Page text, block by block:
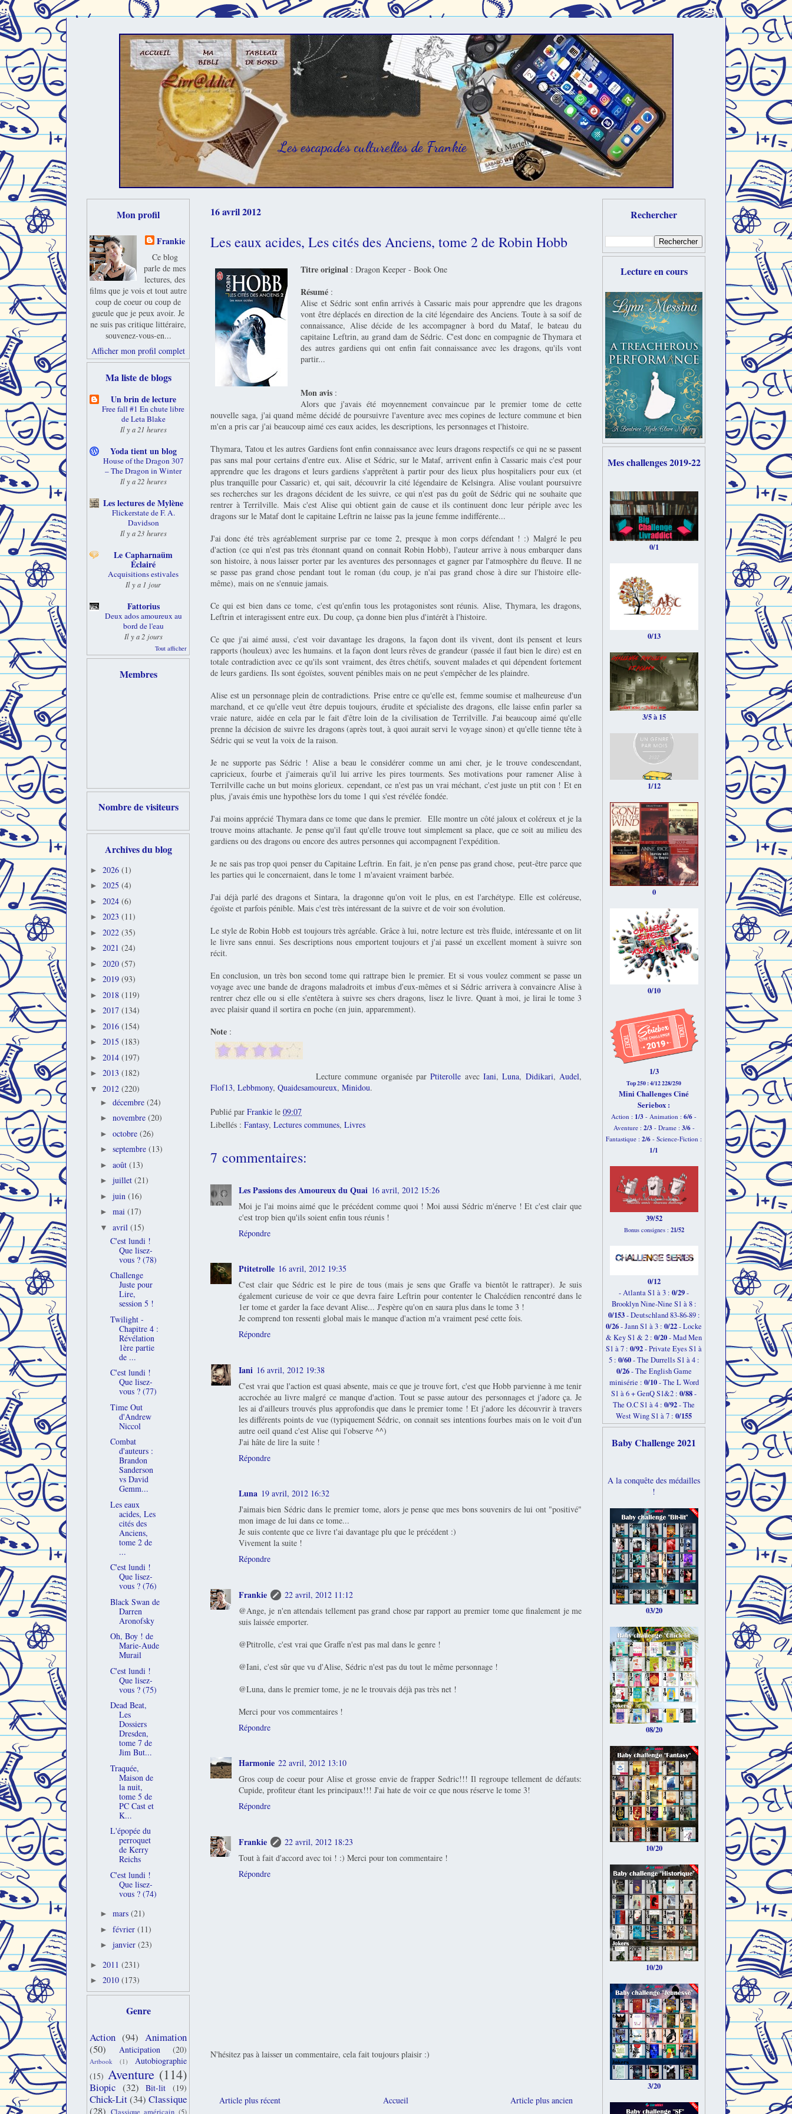
Les escapades culturelles de Frankie
16 avril 2012
Les eaux acides, Les cités des Anciens, tome 2 de Robin Hobb
Titre original : Dragon Keeper - Book One
Résumé :
Alise et Sédric sont enfin arrivés à Cassaric mais pour apprendre que les dragons
vont être déplacés en direction de la cité légendaire des Anciens. Toute à sa soif de
connaissance, Alise décide de les accompagner à bord du Mataf, le bateau du
capitaine Leftrin, au grand dam de Sédric. C'est donc en compagnie de Thymara et
des autres gardiens qui ont enfin fait connaissance avec les dragons, qu'ils vont
partir...
Mon avis :
Alors que j'avais été moyennement convaincue par le premier tome de cette
nouvelle saga, j'ai quand même décidé de poursuivre l'aventure avec mes copines de lecture commune et bien
m'en a pris car j'ai beaucoup aimé ces eaux acides, les descriptions, les personnages et l'histoire.
Thymara, Tatou et les autres Gardiens font enfin connaissance avec leurs dragons respectifs ce qui ne se passent
pas sans mal pour certains d'entre eux. Alise et Sédric, sur le Mataf, arrivent enfin à Cassaric mais c'est pour
apprendre que les dragons et leurs gardiens s'apprêtent à partir pour des lieux plus hospitaliers pour eux (et
plus tranquille pour Cassaric) et, qui sait, découvrir la cité légendaire de Kelsingra. Alise voulant poursuivre
ses recherches sur les dragons décident de les suivre, ce qui n'est pas du goût de Sédric qui ne souhaite que
rentrer à Terrilville. Mais c'est Alise qui obtient gain de cause et ils continuent donc leur périple avec les
dragons sur le Mataf dont le capitaine Leftrin ne laisse pas la jeune femme indifférente...
J'ai donc été très agréablement surprise par ce tome 2, presque à mon corps défendant ! :) Malgré le peu
d'action (ce qui n'est pas très étonnant quand on connait Robin Hobb), l'auteur arrive à nous embarquer dans
son histoire, à nous laisser porter par les aventures des personnages et gagner par l'atmosphère du fleuve. Il ne
se passe pas grand chose pendant tout le roman (du coup, je n'ai pas grand chose à dire sur l'histoire elle-
même), mais on ne s'ennuie jamais.
Ce qui est bien dans ce tome, c'est qu'enfin tous les protagonistes sont réunis. Alise, Thymara, les dragons,
Leftrin et interagissent entre eux. Du coup, ça donne bien plus d'intérêt à l'histoire.
Ce que j'ai aimé aussi, c'est voir davantage les dragons, la façon dont ils vivent, dont ils pensent et leurs
rapports (houleux) avec les humains. et la façon dont leurs rêves de grandeur (passée il faut bien le dire) est en
totale contradiction avec ce qu'ils sont vraiment, des êtres chétifs, souvent malades et qui dépendent fortement
de leurs gardiens. Ils sont égoïstes, souvent pénibles mais on ne peut s'empêcher de les plaindre.
Alise est un personnage plein de contradictions. Prise entre ce qu'elle est, femme soumise et malheureuse d'un
marchand, et ce qu'elle veut être depuis toujours, érudite et spécialiste des dragons, elle laisse enfin parler sa
vraie nature, aidée en cela par le fait d'être loin de la civilisation de Terrilville. J'ai beaucoup aimé qu'elle
prenne la décision de suivre les dragons (après tout, à quoi aurait servi le voyage sinon) et qu'elle tienne tête à
Sédric qui se veut la voix de la raison.
Je ne supporte pas Sédric ! Alise a beau le considérer comme un ami cher, je le trouve condescendant,
capricieux, fourbe et j'aimerais qu'il lui arrive les pires tourments. Ses motivations pour ramener Alise à
Terrilville cache un but moins glorieux. cependant, ce n'est pas un vrai méchant, c'est juste un ptit con ! Et en
plus, j'avais émis une hypothèse lors du tome 1 qui s'est révélée fondée.
J'ai moins apprécié Thymara dans ce tome que dans le premier. Elle montre un côté jaloux et coléreux et je la
trouve moins attachante. Je pense qu'il faut qu'elle trouve tout simplement sa place, que ce soit au milieu des
gardiens ou des dragons ou encore des autres personnes qui accompagnent l'expédition.
Je ne sais pas trop quoi penser du Capitaine Leftrin. En fait, je n'en pense pas grand chose, peut-être parce que
les parties qui le concernaient, dans le tome 1 m'avaient vraiment barbée.
J'ai déjà parlé des dragons et Sintara, la dragonne qu'on voit le plus, en est l'archétype. Elle est coléreuse,
égoïste et parfois pénible. Mais c'est très intéressant de la suivre et de voir son évolution.
Le style de Robin Hobb est toujours très agréable. Grâce à lui, notre lecture est très fluide, intéressante et on lit
le livre sans ennui. Ses descriptions nous emportent toujours et j'ai passé un excellent moment à suivre son
récit.
En conclusion, un très bon second tome qui rattrape bien le premier. Et si vous voulez comment se passe un
voyage avec une bande de dragons maladroits et imbus d'eux-mêmes et si Sédric arrivera à convaincre Alise à
rentrer chez elle ou si elle s'entêtera à suivre ses chers dragons, lisez le livre. Quant à moi, je lirai le tome 3
avec plaisir quand il sortira en poche (en juin, apparemment).
Note :
Lecture commune organisée parPtiterolle avecIani,Luna, Didikari, Audel,
Flof13, Lebbmony, Quaidesamoureux, Minidou.
Publié par Frankie le 09:07
Libellés : Fantasy, Lectures communes, Livres
7 commentaires:
Les Passions des Amoureux du Quai 16 avril, 2012 15:26
Moi je l'ai moins aimé que le précédent comme quoi ! Moi aussi Sédric m'énerve ! Et c'est clair que
c'est trop bien qu'ils soient enfin tous réunis !
Répondre
Ptitetrolle 16 avril, 2012 19:35
C'est clair que Sédric est le pire de tous (mais je sens que Graffe va bientôt le rattraper). Je suis
également curieuse de voir ce que devra faire Leftrin pour contenter le Chalcédien rencontré dans le
1er tome et garder la face devant Alise... J'espère qu'on en saura plus dans le tome 3 !
Je comprend ton ressenti global mais le manque d'action m'a vraiment pesé cette fois.
Répondre
Iani 16 avril, 2012 19:38
C'est vrai que l'action est quasi absente, mais ce que je trouve fort, c'est que Hobb parvienne à me tenir
accrochée au livre malgré ce manque d'action. Tout se passe autour des personnages et j'adore ça. Je
les ai d'ailleurs trouvés plus approfondis que dans le premier tome ! Et j'adore les découvrir à travers
les différents points de vue (typiquement Sédric, on connait ses intentions fourbes mais on le voit d'un
autre oeil quand c'est Alise qui l'observe ^^)
J'ai hâte de lire la suite !
Répondre
Luna 19 avril, 2012 16:32
J'aimais bien Sédric dans le premier tome, alors je pense que mes bons souvenirs de lui ont "positivé"
mon image de lui dans ce tome...
Je suis contente que ce livre t'ai davantage plu que le précédent :)
Vivement la suite !
Répondre
Frankie
22 avril, 2012 11:12
@Ange, je n'en attendais tellement pas grand chose par rapport au premier tome que finalement je me
suis laissée emporter.
@Ptitrolle, c'est vrai que Graffe n'est pas mal dans le genre !
@Iani, c'est sûr que vu d'Alise, Sédric n'est pas du tout le même personnage !
@Luna, dans le premier tome, je ne le trouvais déjà pas très net !
Merci pour vos commentaires !
Répondre
Harmonie 22 avril, 2012 13:10
Gros coup de coeur pour Alise et grosse envie de frapper Sedric!!! Il regroupe tellement de défauts:
Cupide, profiteur étant les principaux!!! J'ai hate de voir ce que nous réserve le tome 3!
Répondre
Frankie
22 avril, 2012 18:23
Tout à fait d'accord avec toi ! :) Merci pour ton commentaire !
Répondre
N'hésitez pas à laisser un commentaire, cela fait toujours plaisir :)
Article plus récent Article plus ancien
Accueil
Mon profil
Frankie
Ce blog
parle de mes
lectures, des
films que je vois et tout autre
coup de coeur ou coup de
gueule que je peux avoir. Je
ne suis pas critique littéraire,
souvenez-vous-en...
Afficher mon profil complet
Ma liste de blogs
Un brin de lecture
Free fall #1 En chute libre
de Leta Blake
Il y a 21 heures
Yoda tient un blog
House of the Dragon 307
– The Dragon in Winter
Il y a 22 heures
Les lectures de Mylène
Flickerstate de F. A.
Davidson
Il y a 23 heures
Le Capharnaüm
Éclairé
Acquisitions estivales
Il y a 1 jour
Fattorius
Deux ados amoureux au
bord de l'eau
Il y a 2 jours
Tout afficher
Membres
Nombre de visiteurs
Archives du blog
► 2026 (1)
► 2025 (4)
► 2024 (6)
► 2023 (11)
► 2022 (35)
► 2021 (24)
► 2020 (57)
► 2019 (93)
► 2018 (119)
► 2017 (134)
► 2016 (154)
► 2015 (183)
► 2014 (197)
► 2013 (182)
▼ 2012 (220)
► décembre (24)
► novembre (20)
► octobre (26)
► septembre (13)
► août (13)
► juillet (21)
► juin (16)
► mai (17)
▼ avril (15)
C'est lundi !
Que lisez-
vous ? (78)
Challenge
Juste pour
Lire,
session 5 !
Twilight -
Chapitre 4 :
Révélation
1ère partie
de ...
C'est lundi !
Que lisez-
vous ? (77)
Time Out
d'Andrew
Niccol
Combat
d'auteurs :
Brandon
Sanderson
vs David
Gemm...
Les eaux
acides, Les
cités des
Anciens,
tome 2 de
...
C'est lundi !
Que lisez-
vous ? (76)
Black Swan de
Darren
Aronofsky
Oh, Boy ! de
Marie-Aude
Murail
C'est lundi !
Que lisez-
vous ? (75)
Dead Beat,
Les
Dossiers
Dresden,
tome 7 de
Jim But...
Traquée,
Maison de
la nuit,
tome 5 de
PC Cast et
K...
L'épopée du
perroquet
de Kerry
Reichs
C'est lundi !
Que lisez-
vous ? (74)
► mars (21)
► février (11)
► janvier (23)
► 2011 (231)
► 2010 (173)
Genre
Action (94) Animation
(50)
Anticipation (20)
Artbook (1)
Autobiographie
(15) Aventure (114)
Biopic (32) Bit-lit (19)
Chick-Lit(34) Classique
(28) Classique américain (5)
Rechercher
Lecture en cours
Mes challenges 2019-22
0/1
0/13
3/5 à 15
1/12
0
0/10
1/3
Top 250 : 4/12 228/250
Mini Challenges Ciné
Seriebox :
Action : 1/3 - Animation : 6/6 -
Aventure : 2/3- Drame : 3/6-
Fantastique : 2/6 - Science-Fiction :
1/1
39/52
Bonus consignes : 21/52
0/12
- Atlanta S1 à 3 : 0/29-
Brooklyn Nine-Nine S1 à 8 :
0/153- Deutschland 83-86-89 :
0/26-Jann S1 à 3 : 0/22- Locke
& Key S1 & 2 : 0/20- Mad Men
S1 à 7 : 0/92- Private Eyes S1 à
5 : 0/60- The Durrells S1 à 4 :
0/26- The English Game
minisérie : 0/10- The L Word
S1 à 6 + GenQ S1&2 : 0/88-
The O.C S1 à 4 : 0/92- The
West Wing S1 à 7 : 0/155
Baby Challenge 2021
A la conquête des médailles
!
03/20
08/20
10/20
10/20
3/20